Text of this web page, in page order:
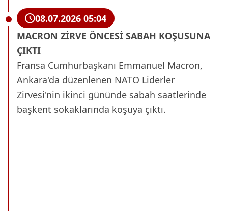
08.07.2026 05:04
MACRON ZİRVE ÖNCESİ SABAH KOŞUSUNA
ÇIKTI
Fransa Cumhurbaşkanı Emmanuel Macron,
Ankara'da düzenlenen NATO Liderler
Zirvesi'nin ikinci gününde sabah saatlerinde
başkent sokaklarında koşuya çıktı.